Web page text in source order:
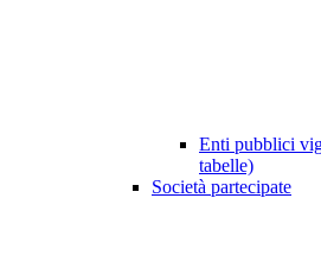
Enti pubblici
tabelle)
Società partecipate